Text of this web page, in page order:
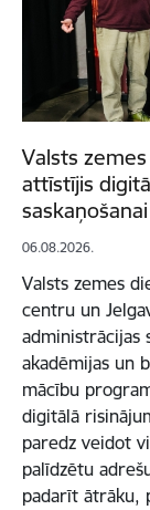
Valsts
attīstījis
06.08.2026.
Valsts zemes
centru un
administrācijas
akadēmijas un
mācību
digitālā
paredz veidot
palīdzētu
padarīt ātrāku,